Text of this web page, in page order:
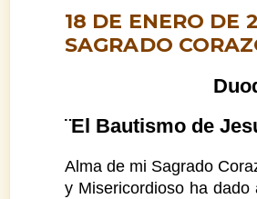
18 DE ENERO DE
SAGRADO
¨El Bautismo de
Alma de mi Sagrado
y Misericordioso ha